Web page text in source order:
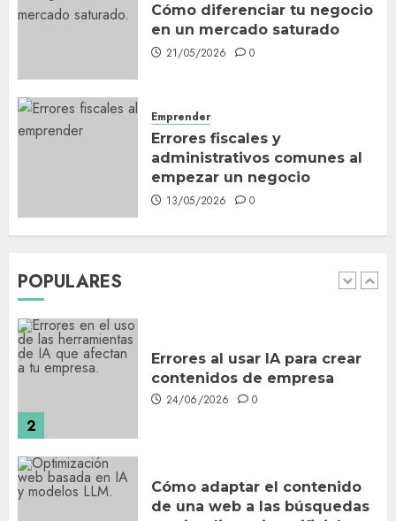
Cómo diferenciar tu negocio
en un mercado saturado
21/05/2026 0
Emprender
Errores fiscales y
administrativos comunes al
empezar un negocio
13/05/2026 0
POPULARES
4
tener buena imagen
27/05/2026 0
1
Señales de que tu web
2
Errores al usar IA para crear
contenidos de empresa
24/06/2026 0
Cómo adaptar el contenido
de una web a las búsquedas